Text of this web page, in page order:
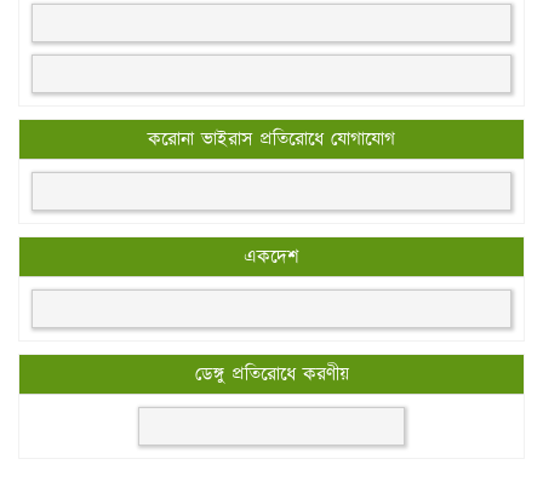
করোনা ভাইরাস প্রতিরোধে যোগাযোগ
একদেশ
ডেঙ্গু প্রতিরোধে করণীয়